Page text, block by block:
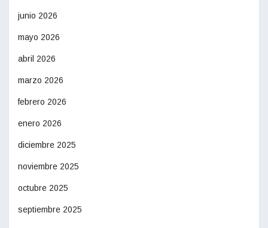
junio 2026
mayo 2026
abril 2026
marzo 2026
febrero 2026
enero 2026
diciembre 2025
noviembre 2025
octubre 2025
septiembre 2025